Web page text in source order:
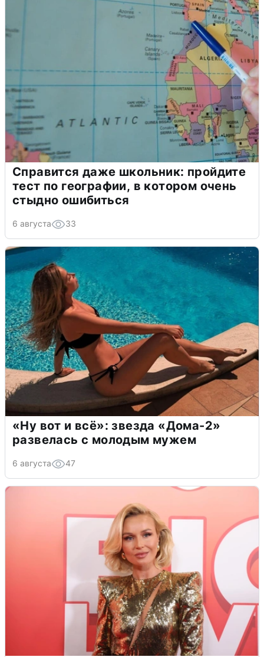
Справится даже школьник: пройдите
тест по географии, в котором очень
стыдно ошибиться
6 августа 33
«Ну вот и всё»: звезда «Дома-2»
развелась с молодым мужем
6 августа 47